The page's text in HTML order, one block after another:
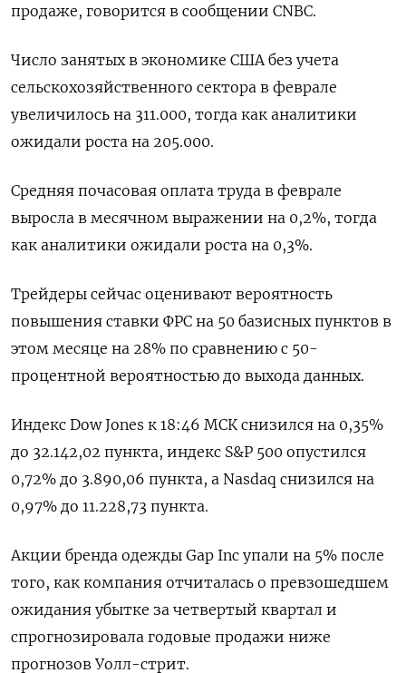
продаже, говорится в сообщении CNBC.
Число занятых в экономике США без учета
сельскохозяйственного сектора в феврале
увеличилось на 311.000​​, тогда как аналитики
ожидали роста на 205​.000.
Средняя почасовая оплата труда в феврале
выросла в месячном выражении на 0,2%, тогда
как аналитики ожидали роста на 0,3%.
Трейдеры сейчас оценивают вероятность
повышения ставки ФРС на 50 базисных пунктов в
этом месяце на 28% по сравнению с 50-
процентной вероятностью до выхода данных.
Индекс Dow Jones к 18:46 МСК снизился на 0,35%
до 32.142,02 пункта, индекс S&P 500 опустился
0,72% до 3.890,06​ пункта, а Nasdaq снизился на
0,97% до 11.228,73 пункта.
Акции бренда одежды Gap Inc упали на 5% после
того, как компания отчиталась о превзошедшем
ожидания убытке за четвертый квартал и
спрогнозировала годовые продажи ниже
прогнозов Уолл-стрит.